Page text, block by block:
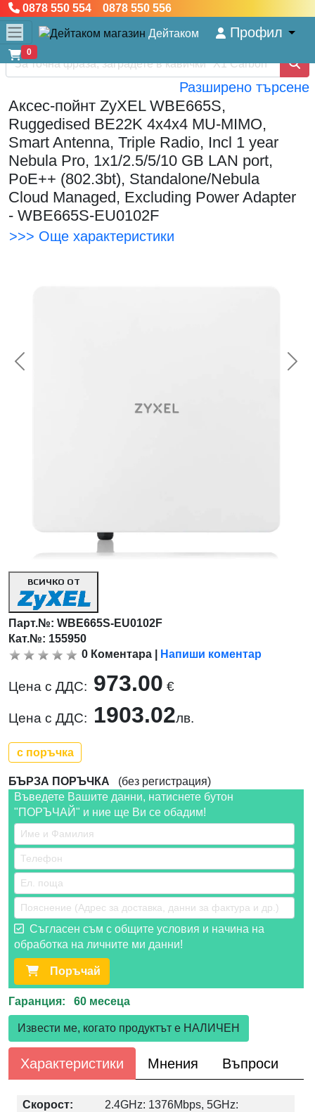
0878 550 554 0878 550 556
Дейтаком Профил
0
Разширено търсене
Аксес-пойнт ZyXEL WBE665S,
Ruggedised BE22K 4x4x4 MU-MIMO,
Smart Antenna, Triple Radio, Incl 1 year
Nebula Pro, 1x1/2.5/5/10 GB LAN port,
PoE++ (802.3bt), Standalone/Nebula
Cloud Managed, Excluding Power Adapter
- WBE665S-EU0102F
>>> Още характеристики
<< Предишна
ВСИЧКО ОТ
Парт.№:WBE665S-EU0102F
Кат.№: 155950
0 Коментара Напиши коментар
Цена с ДДС: 973.00 €
Цена с ДДС: 1903.02лв.
с поръчка
БЪРЗА ПОРЪЧКА (без регистрация)
Въведете Вашите данни, натиснете бутон
"ПОРЪЧАЙ" и ние ще Ви се обадим!
Съгласен съм с общите условия и начина на
обработка на личните ми данни!
Поръчай
Гаранция: 60 месеца
Извести ме, когато продуктът е НАЛИЧЕН
Характеристики Мнения Въпроси
Скорост:
2.4GHz: 1376Mbps, 5GHz: